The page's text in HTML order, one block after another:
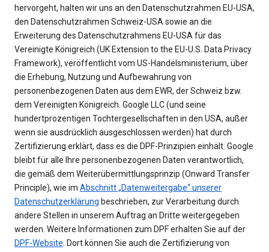
hervorgeht, halten wir uns an den Datenschutzrahmen EU-USA,
den Datenschutzrahmen Schweiz-USA sowie an die
Erweiterung des Datenschutzrahmens EU-USA für das
Vereinigte Königreich (UK Extension to the EU-U.S. Data Privacy
Framework), veröffentlicht vom US-Handelsministerium, über
die Erhebung, Nutzung und Aufbewahrung von
personenbezogenen Daten aus dem EWR, der Schweiz bzw.
dem Vereinigten Königreich. Google LLC (und seine
hundertprozentigen Tochtergesellschaften in den USA, außer
wenn sie ausdrücklich ausgeschlossen werden) hat durch
Zertifizierung erklärt, dass es die DPF-Prinzipien einhält. Google
bleibt für alle Ihre personenbezogenen Daten verantwortlich,
die gemäß dem Weiterübermittlungsprinzip (Onward Transfer
Principle), wie im Abschnitt „Datenweitergabe“ unserer
Datenschutzerklärung beschrieben, zur Verarbeitung durch
andere Stellen in unserem Auftrag an Dritte weitergegeben
werden. Weitere Informationen zum DPF erhalten Sie auf der
DPF-Website. Dort können Sie auch die Zertifizierung von